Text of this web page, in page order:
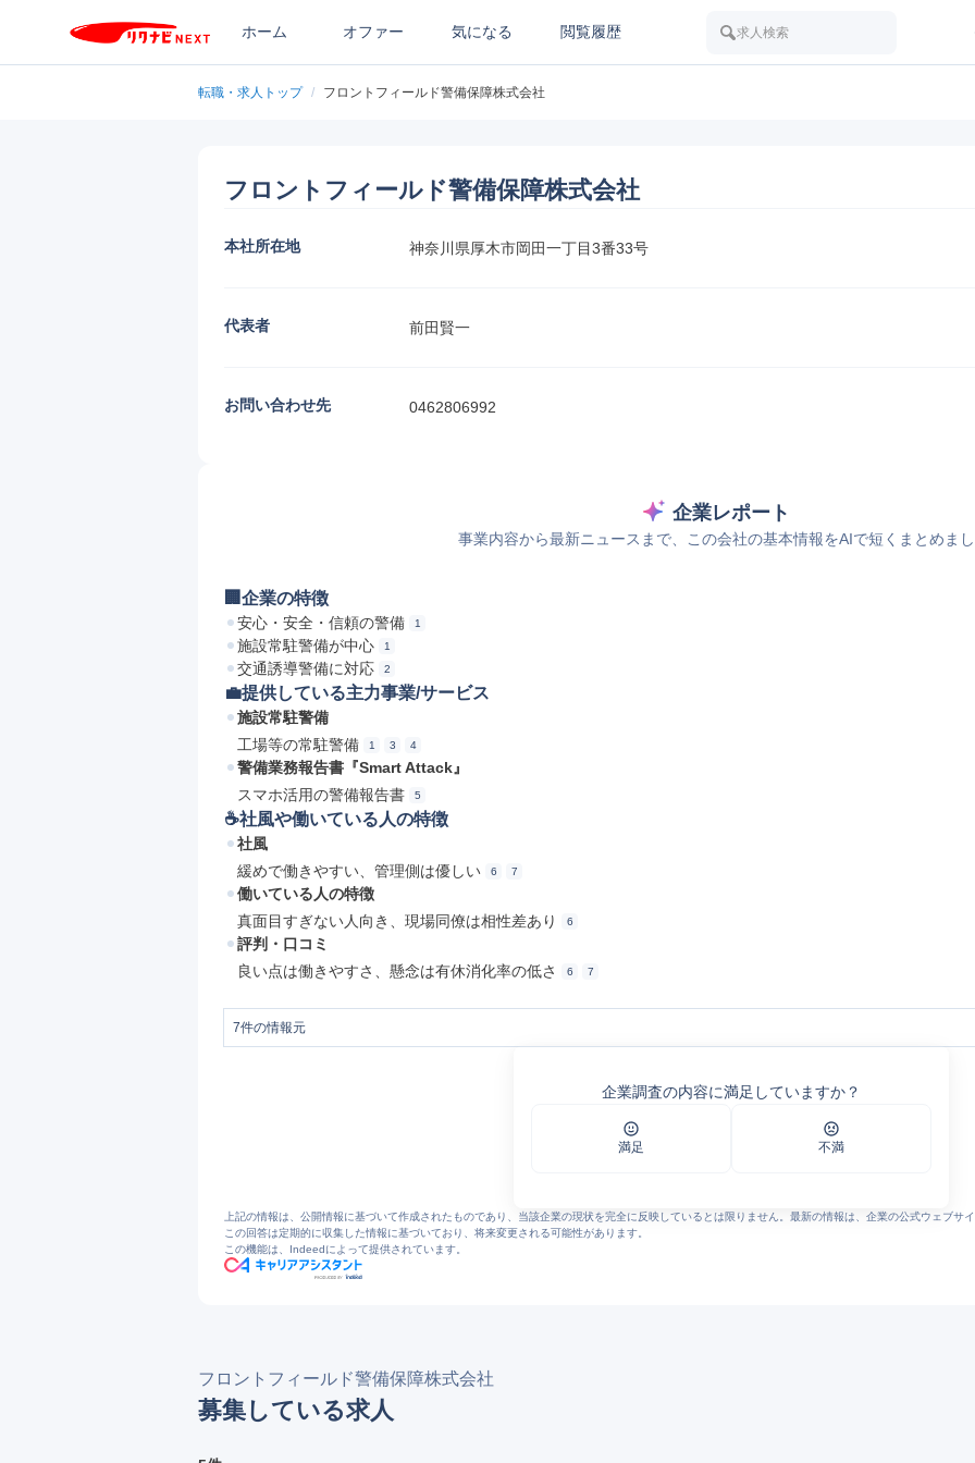
ホーム オファー 気になる 閲覧履歴 求人検索
転職・求人トップ / フロントフィールド警備保障株式会社
フロントフィールド警備保障株式会社
本社所在地 神奈川県厚木市岡田一丁目3番33号
代表者 前田賢一
お問い合わせ先 0462806992
企業レポート
事業内容から最新ニュースまで、この会社の基本情報をAIで短くまとめま
🏢企業の特徴
安心・安全・信頼の警備 1
施設常駐警備が中心 1
交通誘導警備に対応 2
💼提供している主力事業/サービス
施設常駐警備
工場等の常駐警備
1 3 4
警備業務報告書『Smart Attack』
スマホ活用の警備報告書
5
☕️社風や働いている人の特徴
社風
緩めで働きやすい、管理側は優しい
6 7
働いている人の特徴
真面目すぎない人向き、現場同僚は相性差あり
6
評判・口コミ
良い点は働きやすさ、懸念は有休消化率の低さ
6 7
7件の情報元
企業調査の内容に満足していますか？
満足 不満
上記の情報は、公開情報に基づいて作成されたものであり、当該企業の現状を完全に反映しているとは限りません。最新の情報は、企業の公式ウェブサ
この回答は定期的に収集した情報に基づいており、将来変更される可能性があります。
この機能は、Indeedによって提供されています。
フロントフィールド警備保障株式会社
募集している求人